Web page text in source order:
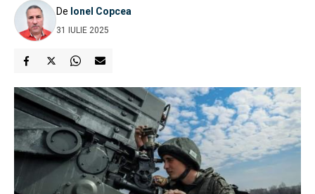
De Ionel Copcea
31 IULIE 2025